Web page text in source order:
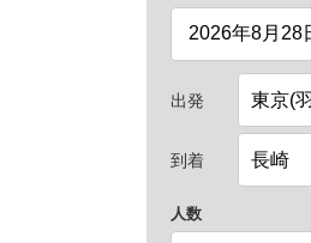
出発
到着
人数